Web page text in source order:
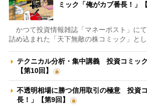
ミック「俺がカブ番長！」
かつて投資情報雑誌「マネーポスト」に
詰め込まれた「天下無敵の株コミック」と
テクニカル分析・集中講義 投資コミック
【第10回】
不透明相場に勝つ信用取引の極意 投資
長！」【第9回】